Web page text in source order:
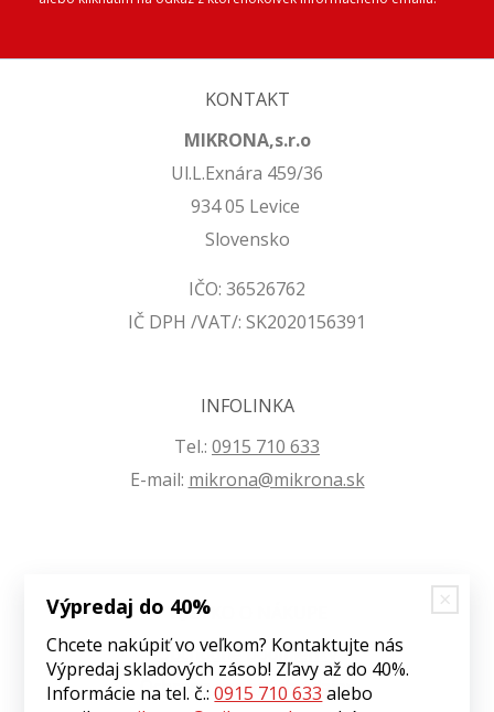
KONTAKT
MIKRONA,s.r.o
Ul.L.Exnára 459/36
934 05 Levice
Slovensko
IČO: 36526762
IČ DPH /VAT/: SK2020156391
INFOLINKA
Tel.: 0915 710 633
E-mail: mikrona@mikrona.sk
VŠETKO O NÁKUPE
Obchodné podmienky
Ochrana osobných údajov
Výpredaj do 40%
Chcete nakúpiť vo veľkom? Kontaktujte nás
Výpredaj skladových zásob! Zľavy až do 40%.
Informácie na tel. č.:0915 710 633 alebo